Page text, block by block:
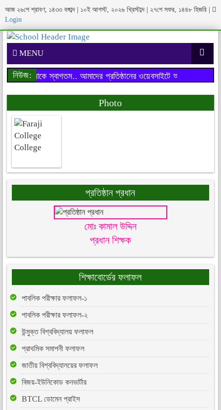
আজ ২৬শে শ্রাবণ, ১৪৩৩ বঙ্গাব্দ | ১০ই আগস্ট, ২০২৬ খ্রিস্টাব্দ | ২৭শে সফর, ১৪৪৮ হিজরি
Login
MENU
নিউজ: আমাদের প্রতিষ্ঠানের ওয়েবসাইটে আপনাকে
আপনাকে স্বাগতম..
Photo
প্রতিষ্ঠান প্রধান
মোঃ কামাল উদ্দিন
প্রধান শিক্ষক
শিক্ষাবোর্ডের ফলাফল
পাবলিক পরীক্ষার ফলাফল-১
পাবলিক পরীক্ষার ফলাফল-২
উন্মুক্ত বিশ্ববিদ্যালয় ফলাফল
প্রাথমিক সমাপনী ফলাফল
জাতীয় বিশ্ববিদ্যালয়ের ফলাফল
বিজয়-ইউনিকোড কনভার্টার
BTCL ডোমেন প্রাইস